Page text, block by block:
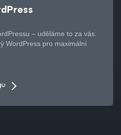
– uděláme to za vás.
WordPress pro maximální